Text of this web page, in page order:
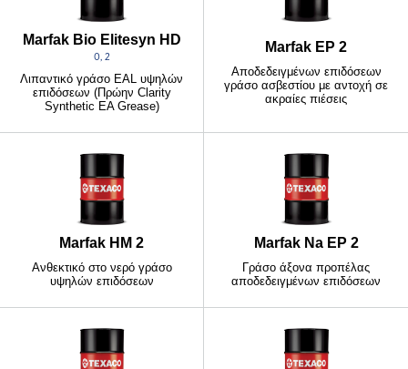
Marfak Bio Elitesyn HD
0, 2
Λιπαντικό γράσο EAL υψηλών
επιδόσεων (Πρώην Clarity
Synthetic EA Grease)
Marfak EP 2
Αποδεδειγμένων επιδόσεων
γράσο ασβεστίου με αντοχή σε
ακραίες πιέσεις
Marfak HM 2
Ανθεκτικό στο νερό γράσο
υψηλών επιδόσεων
Marfak Na EP 2
Γράσο άξονα προπέλας
αποδεδειγμένων επιδόσεων